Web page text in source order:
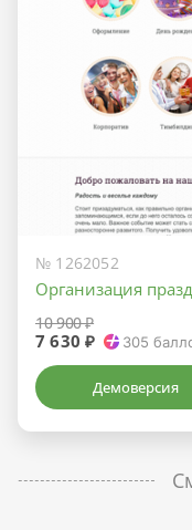
№ 1262052
Организация
10 900 ₽
7 630 ₽ 305
Демоверсия